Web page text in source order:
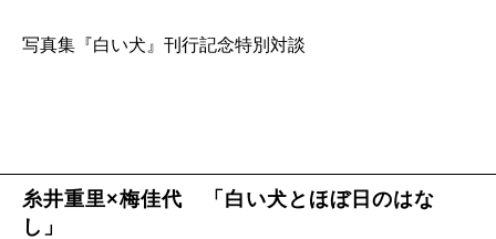
写真集『白い犬』刊行記念特別対談
糸井重里×梅佳代 「白い犬とほぼ日のはな
し」